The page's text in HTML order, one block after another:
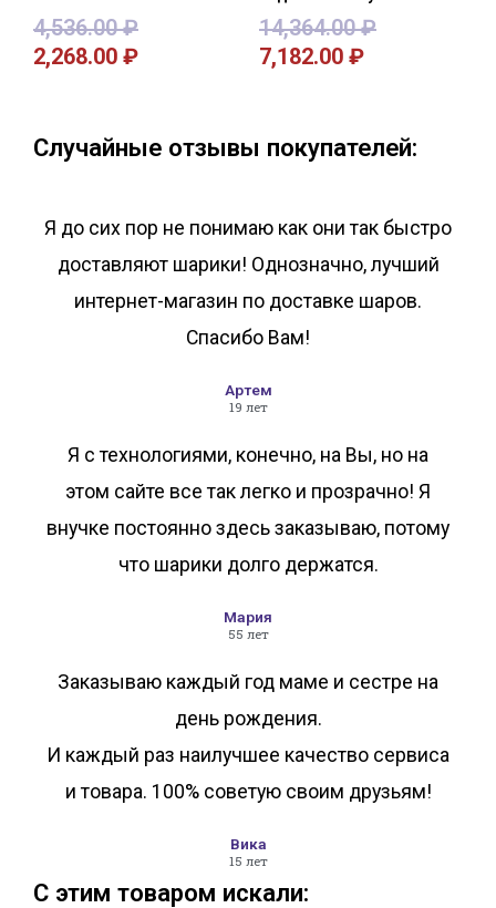
4,536.00₽
2,268.00 ₽
14,364.00₽
7,182.00 ₽
Случайные отзывы покупателей:
Я до сих пор не понимаю как они так быстро
доставляют шарики! Однозначно, лучший
интернет-магазин по доставке шаров.
Спасибо Вам!
Артем
19 лет
Я с технологиями, конечно, на Вы, но на
этом сайте все так легко и прозрачно! Я
внучке постоянно здесь заказываю, потому
что шарики долго держатся.
Мария
55 лет
Заказываю каждый год маме и сестре на
день рождения.
И каждый раз наилучшее качество сервиса
и товара. 100% советую своим друзьям!
Вика
15 лет
С этим товаром искали: